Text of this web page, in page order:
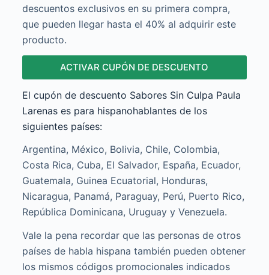
descuentos exclusivos en su primera compra,
que pueden llegar hasta el 40% al adquirir este
producto.
ACTIVAR CUPÓN DE DESCUENTO
El cupón de descuento Sabores Sin Culpa Paula
Larenas es para hispanohablantes de los
siguientes países:
Argentina, México, Bolivia, Chile, Colombia,
Costa Rica, Cuba, El Salvador, España, Ecuador,
Guatemala, Guinea Ecuatorial, Honduras,
Nicaragua, Panamá, Paraguay, Perú, Puerto Rico,
República Dominicana, Uruguay y Venezuela.
Vale la pena recordar que las personas de otros
países de habla hispana también pueden obtener
los mismos códigos promocionales indicados